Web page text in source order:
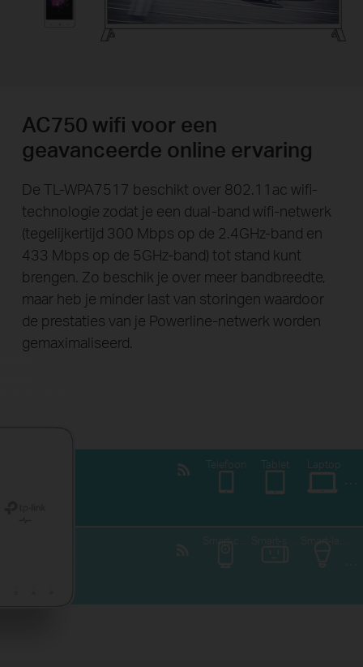
AC750 wifi voor een
geavanceerde online ervaring
De TL-WPA7517 beschikt over 802.11ac wifi-
technologie zodat je een dual-band wifi-netwerk
(tegelijkertijd 300 Mbps op de 2.4GHz-band en
433 Mbps op de 5GHz-band) tot stand kunt
brengen. Zo beschik je over meer bandbreedte,
maar heb je minder last van storingen waardoor
de prestaties van je Powerline-netwerk worden
gemaximaliseerd.
Telefoon Tablet Laptop